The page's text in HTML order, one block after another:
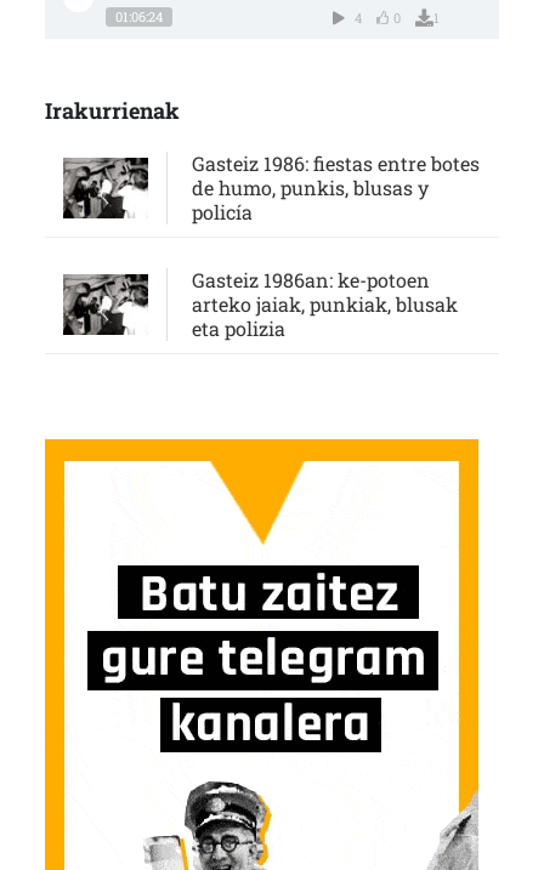
01:06:24 4 0 1
Irakurrienak
Gasteiz 1986: fiestas entre botes
de humo, punkis, blusas y
policía
Gasteiz 1986an: ke-potoen
arteko jaiak, punkiak, blusak
eta polizia